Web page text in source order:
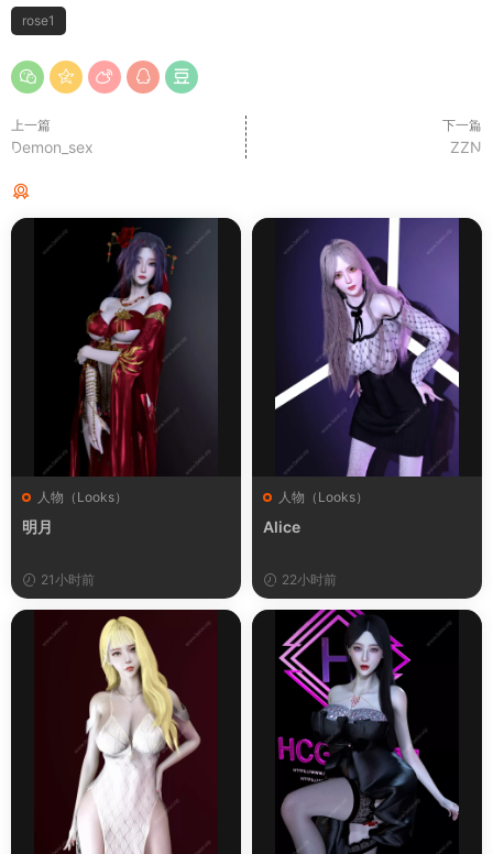
rose1
上一篇
Demon_sex
下一篇
ZZN
人物（Looks）
明月
21小时前
人物（Looks）
Alice
22小时前